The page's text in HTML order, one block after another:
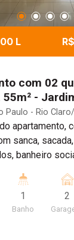
L
com 02
55m² -
Paulo - Rio
apartamento,
sanca,
banheiro
descobertas
1
Banho
2